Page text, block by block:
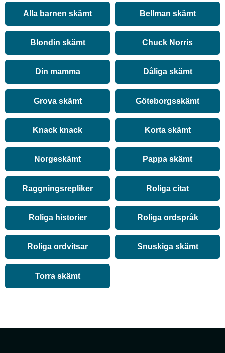
Alla barnen skämt Bellman skämt
Blondin skämt Chuck Norris
Din mamma Dåliga skämt
Grova skämt Göteborgsskämt
Knack knack Korta skämt
Norgeskämt Pappa skämt
Raggningsrepliker Roliga citat
Roliga historier Roliga ordspråk
Roliga ordvitsar Snuskiga skämt
Torra skämt